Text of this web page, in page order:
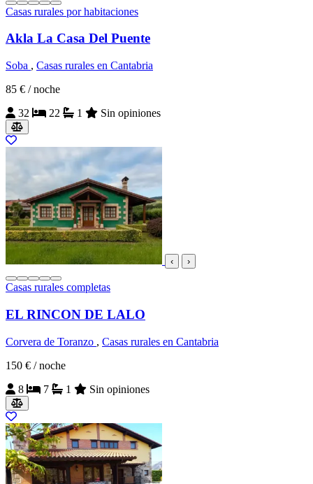
Casas rurales por habitaciones
Akla La Casa Del Puente
Soba , Casas rurales en Cantabria
85 € / noche
32
22 1 Sin opiniones
‹ ›
Casas rurales completas
EL RINCON DE LALO
Corvera de Toranzo , Casas rurales en Cantabria
150 € / noche
8
7 1 Sin opiniones